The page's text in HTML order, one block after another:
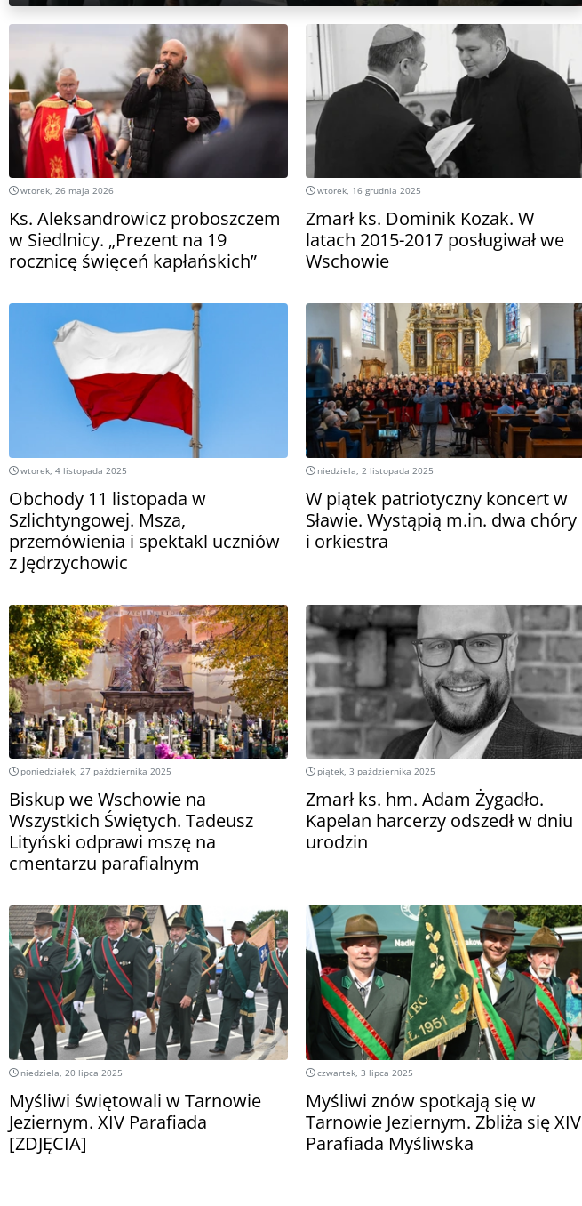
wtorek, 26 maja 2026
Ks. Aleksandrowicz proboszczem
w Siedlnicy. „Prezent na 19
rocznicę święceń kapłańskich”
wtorek, 16 grudnia 2025
Zmarł ks. Dominik Kozak. W
latach 2015-2017 posługiwał we
Wschowie
wtorek, 4 listopada 2025
Obchody 11 listopada w
Szlichtyngowej. Msza,
przemówienia i spektakl uczniów
z Jędrzychowic
niedziela, 2 listopada 2025
W piątek patriotyczny koncert w
Sławie. Wystąpią m.in. dwa chóry
i orkiestra
poniedziałek, 27 października 2025
Biskup we Wschowie na
Wszystkich Świętych. Tadeusz
Lityński odprawi mszę na
cmentarzu parafialnym
piątek, 3 października 2025
Zmarł ks. hm. Adam Żygadło.
Kapelan harcerzy odszedł w dniu
urodzin
niedziela, 20 lipca 2025
Myśliwi świętowali w Tarnowie
Jeziernym. XIV Parafiada
[ZDJĘCIA]
czwartek, 3 lipca 2025
Myśliwi znów spotkają się w
Tarnowie Jeziernym. Zbliża się XIV
Parafiada Myśliwska